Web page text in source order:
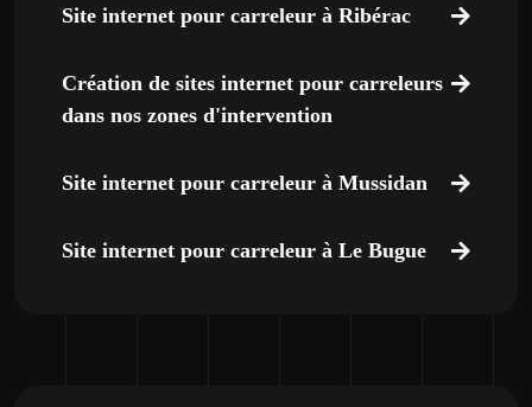
Site internet pour carreleur à Ribérac
Création de sites internet pour carreleurs
dans nos zones d'intervention
Site internet pour carreleur à Mussidan
Site internet pour carreleur à Le Bugue